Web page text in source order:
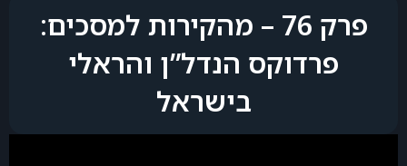
פרק 76 – מהקירות למסכים:
פרדוקס הנדל”ן והראלי
בישראל